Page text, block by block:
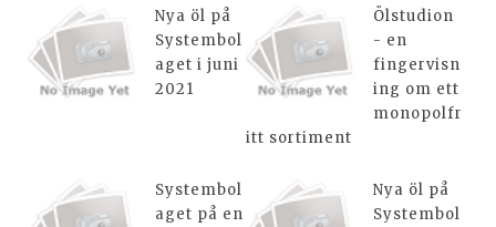
Nya öl på
Systembol
aget i juni
2021
Ölstudion
- en
fingervisn
ing om ett
monopolfr
itt sortiment
Systembol
aget på en
Nya öl på
Systembol